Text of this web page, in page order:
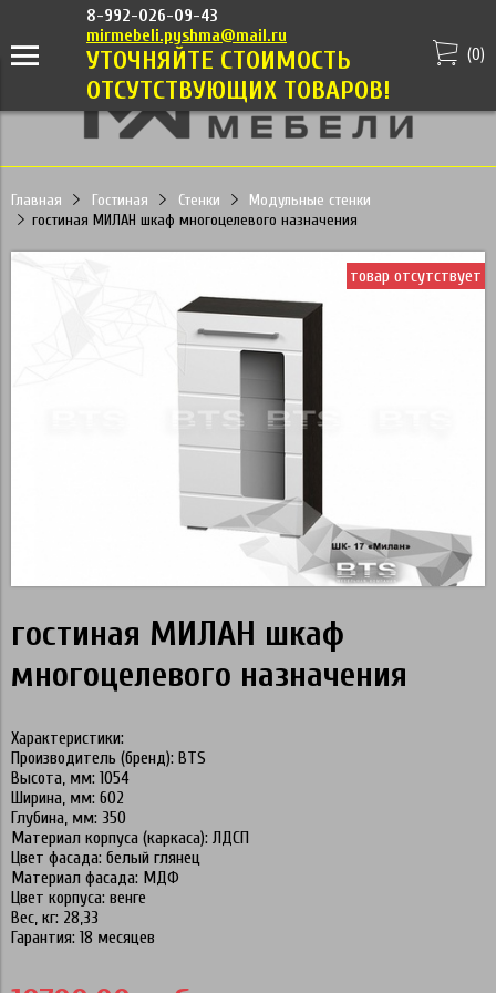
8-992-026-09-43
mirmebeli.pyshma@mail.ru
УТОЧНЯЙТЕ СТОИМОСТЬ
ОТСУТСТВУЮЩИХ ТОВАРОВ!
(0)
Главная Гостиная Стенки
Модульные стенки
гостиная МИЛАН шкаф многоцелевого назначения
товар отсутствует
гостиная МИЛАН шкаф
многоцелевого назначения
Характеристики:
Производитель (бренд): BTS
Высота, мм: 1054
Ширина, мм: 602
Глубина, мм: 350
Материал корпуса (каркаса): ЛДСП
Цвет фасада: белый глянец
Материал фасада: МДФ
Цвет корпуса: венге
Вес, кг: 28,33
Гарантия: 18 месяцев